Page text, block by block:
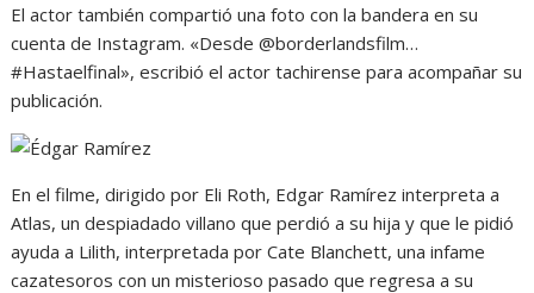
El actor también compartió una foto con la bandera en su
cuenta de Instagram. «Desde @borderlandsfilm…
#Hastaelfinal», escribió el actor tachirense para acompañar su
publicación.
En el filme, dirigido por Eli Roth, Edgar Ramírez interpreta a
Atlas, un despiadado villano que perdió a su hija y que le pidió
ayuda a Lilith, interpretada por Cate Blanchett, una infame
cazatesoros con un misterioso pasado que regresa a su